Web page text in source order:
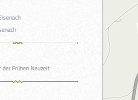
Frühen Neuzeit